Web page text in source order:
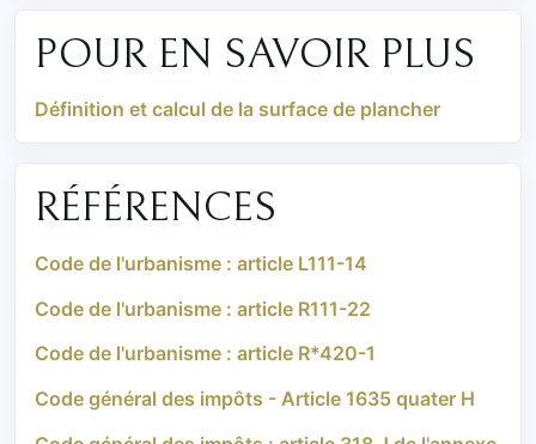
POUR EN SAVOIR PLUS
Définition et calcul de la surface de plancher
RÉFÉRENCES
Code de l'urbanisme : article L111-14
Code de l'urbanisme : article R111-22
Code de l'urbanisme : article R*420-1
Code général des impôts - Article 1635 quater H